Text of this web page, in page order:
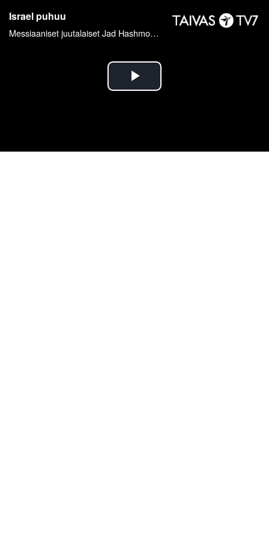
Toista
Israel puhuu
Messiaaniset juutalaiset Jad Hashmonassa